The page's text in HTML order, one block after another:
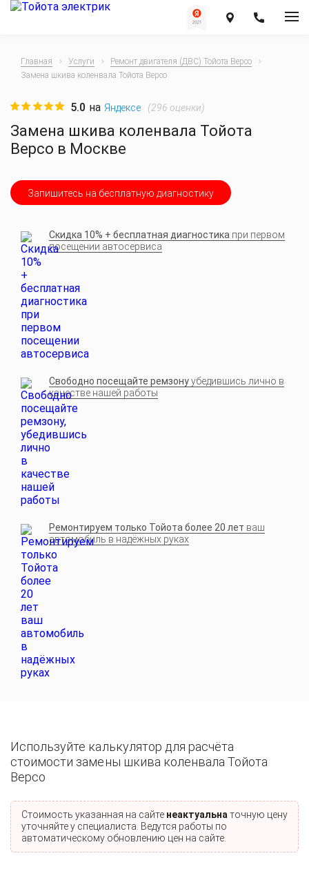
Главная Услуги
Ремонт двигателя (ДВС) Тойота Версо
Замена шкива коленвала Тойота Версо
Замена шкива коленвала Тойота
Версо в Москве
5.0 на Яндексе (296 оценки)
Запишитесь на бесплатную диагностику
Скидка 10% + бесплатная диагностика при первом
посещении автосервиса
Свободно посещайте ремзонуубедившись лично в
качестве нашей работы
Ремонтируем только Тойота более 20 лет ваш
автомобиль в надёжных руках
Используйте калькулятор для расчёта
стоимости замены шкива коленвала Тойота
Версо
Стоимость указанная на сайте неактуальна точную цену
уточняйте у специалиста. Ведутся работы по
автоматическому обновлению цен на сайте.